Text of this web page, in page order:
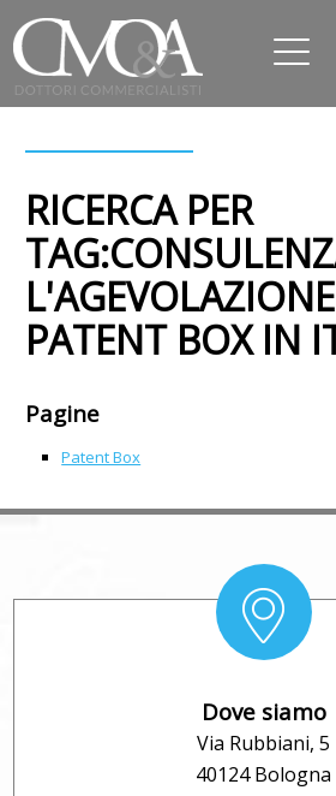
RICERCA PER
PATENT BOX IN
Pagine
Patent Box
Dove siamo
Via Rubbiani, 5
40124 Bologna